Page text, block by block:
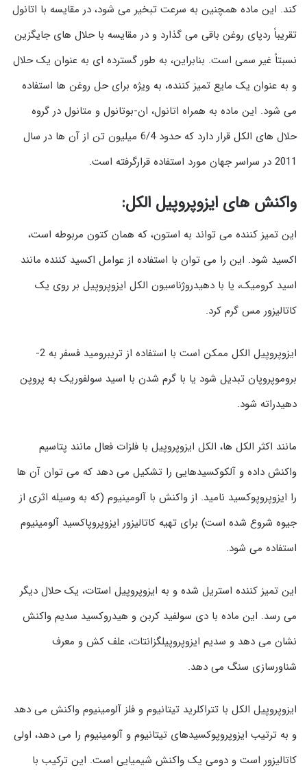
کند. این ماده همچنین به سرعت تبخیر می شود، در مقایسه با اتانول
تقریباً ردپای روغن باقی می گذارد و در مقایسه با حلال های جایگزین
نسبتاً غیر سمی است. بنابراین، به طور گسترده ای به عنوان یک حلال
و به عنوان یک مایع تمیز کننده، به ویژه برای حل روغن ها استفاده
می شود. این ماده به همراه اتانول، ان-بوتانول و متانول در گروه
حلال های الکل قرار دارد که حدود 6/4 میلیون تن از آن ها در سال
2011 در سراسر جهان مورد استفاده قرارگرفته است.
واکنش های ایزوپروپیل الکل:
این تمیز کننده می تواند به استون، که همان کتون مربوطه است،
اکسید شود. این را می توان با استفاده از عوامل اکسید کننده مانند
اسید کرومیک، یا با دهیدروژناسیون الکل ایزوپروپیل بر روی یک
کاتالیزور مس گرم کرد.
ایزوپروپیل الکل ممکن است با استفاده از تریبرومید فسفر به 2-
بروموپروپان تبدیل شود یا با گرم شدن با اسید سولفوریک به پروپن
دهیدراته شود.
مانند اکثر الکل ها، الکل ایزوپروپیل با فلزات فعال مانند پتاسیم
واکنش داده و آلکوکسیدهایی را تشکیل می دهد که می توان آن ها
را ایزوپروپوکسید نامید. از واکنش با آلومینیوم (که به وسیله اثری از
جیوه شروع شده است) برای تهیه کاتالیزور ایزوپروپاکسید آلومینیوم
استفاده می شود.
این تمیز کننده استریل شده و به ایزوپروپیل استات، یک حلال دیگر
می رسد. این ماده با دی سولفید کربن و هیدروکسید سدیم واکنش
نشان می دهد و سدیم ایزوپروپیلگزانتات، علف کش و معرف
شناورسازی سنگ می دهد.
ایزوپروپیل الکل با تتراکلرید تیتانیوم و فلز آلومینیوم واکنش می دهد
و به ترتیب ایزوپروپوکسیدهای تیتانیوم و آلومینیوم را می دهد، اولی
کاتالیزور است و دومی یک واکنش شیمیایی است. این ترکیب با